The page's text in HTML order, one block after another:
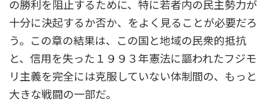
の勝利を阻止するために、特に若者内の民主勢力が
十分に決起するか否か、をよく見ることが必要だろ
う。この章の結果は、この国と地域の民衆的抵抗
と、信用を失った１９９３年憲法に謳われたフジモ
リ主義を完全には克服していない体制間の、もっと
大きな戦闘の一部だ。